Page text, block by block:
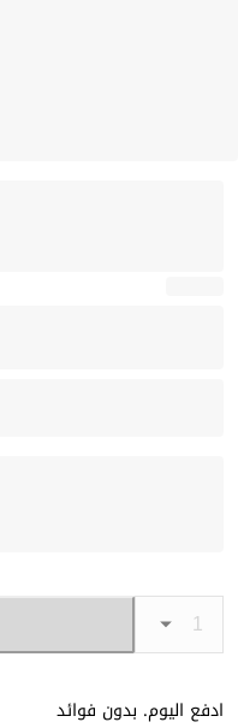
ادفع اليوم. بدون فوائد